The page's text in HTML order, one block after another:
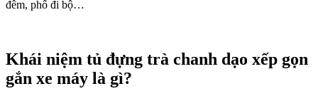
đêm, phố đi bộ…
Khái niệm tủ đựng trà chanh dạo xếp gọn
gắn xe máy là gì?